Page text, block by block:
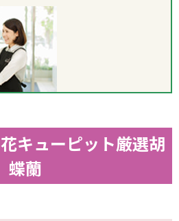
花キューピット厳選胡
蝶蘭